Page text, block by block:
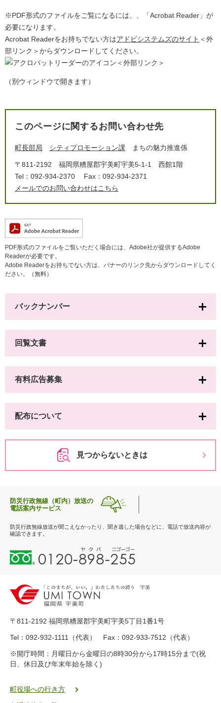
※PDF形式のファイルをご覧になるには、、「Acrobat Reader」が
必要になります。
Acrobat Readerをお持ちでない方はアドビシステムズのサイト ＜外
部リンク＞からダウンロードしてください。
＜外部リンク＞
（別ウィンドウで開きます）
このページに関するお問い合わせ先
町長部局 シティプロモーション課 まちの魅力推進係
〒811-2192
福岡県糟屋郡宇美町宇美5-1-1 西館1階
Tel：092-934-2370
Fax：092-934-2371
メールでのお問い合わせはこちら
PDF形式のファイルをご覧いただく場合には、Adobe社が提供するAdobe
Readerが必要です。
Adobe Readerをお持ちでない方は、バナーのリンク先からダウンロードしてく
ださい。（無料）
バックナンバー
回覧文書
有料広告募集
配布について
見つからないときは
防災行政無線（町内）放送の
電話案内サービス
防災行政無線放送が聞こえなかったり、聞き逃した場合などに、電話で放送内容が
確認できます。
0
1
-
8
-
5
5
ク
〒811-2192 福岡県糟屋郡宇美町宇美5丁目1番1号
Tel：092-932-1111（代表） Fax：092-933-7512（代表）
※開庁時間：月曜日から金曜日の8時30分から17時15分まで(祝
日、休日及び年末年始を除く)
町役場への行き方